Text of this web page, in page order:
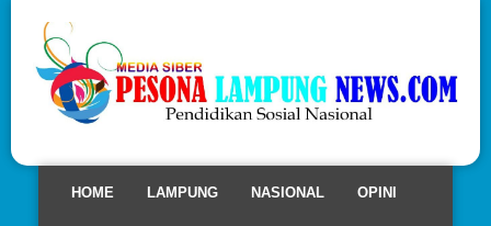
HOME LAMPUNG NASIONAL OPINI